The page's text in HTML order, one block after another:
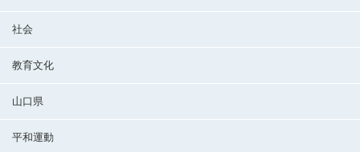
社会
教育文化
山口県
平和運動